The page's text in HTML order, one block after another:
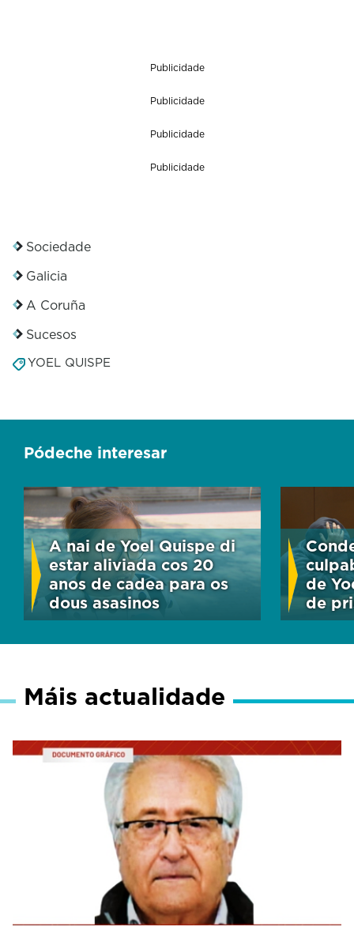
Publicidade
Publicidade
Publicidade
Publicidade
Sociedade
Galicia
A Coruña
Sucesos
YOEL QUISPE
Pódeche interesar
A nai de Yoel Quispe di
estar aliviada cos 20
anos de cadea para os
dous asasinos
de
de
Máis actualidade